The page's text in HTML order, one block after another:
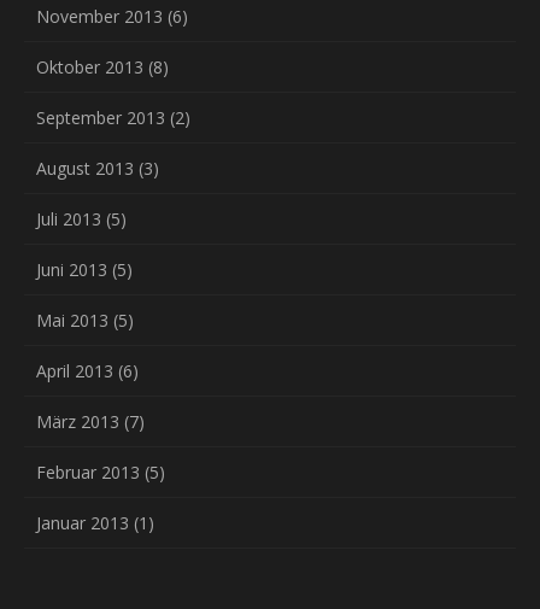
November 2013 (6)
Oktober 2013 (8)
September 2013 (2)
August 2013 (3)
Juli 2013 (5)
Juni 2013 (5)
Mai 2013 (5)
April 2013 (6)
März 2013 (7)
Februar 2013 (5)
Januar 2013 (1)